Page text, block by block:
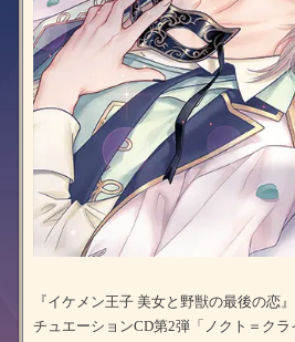
『イケメン王子 美女と野獣の最後の恋
チュエーションCD第2弾「ノクト＝ク